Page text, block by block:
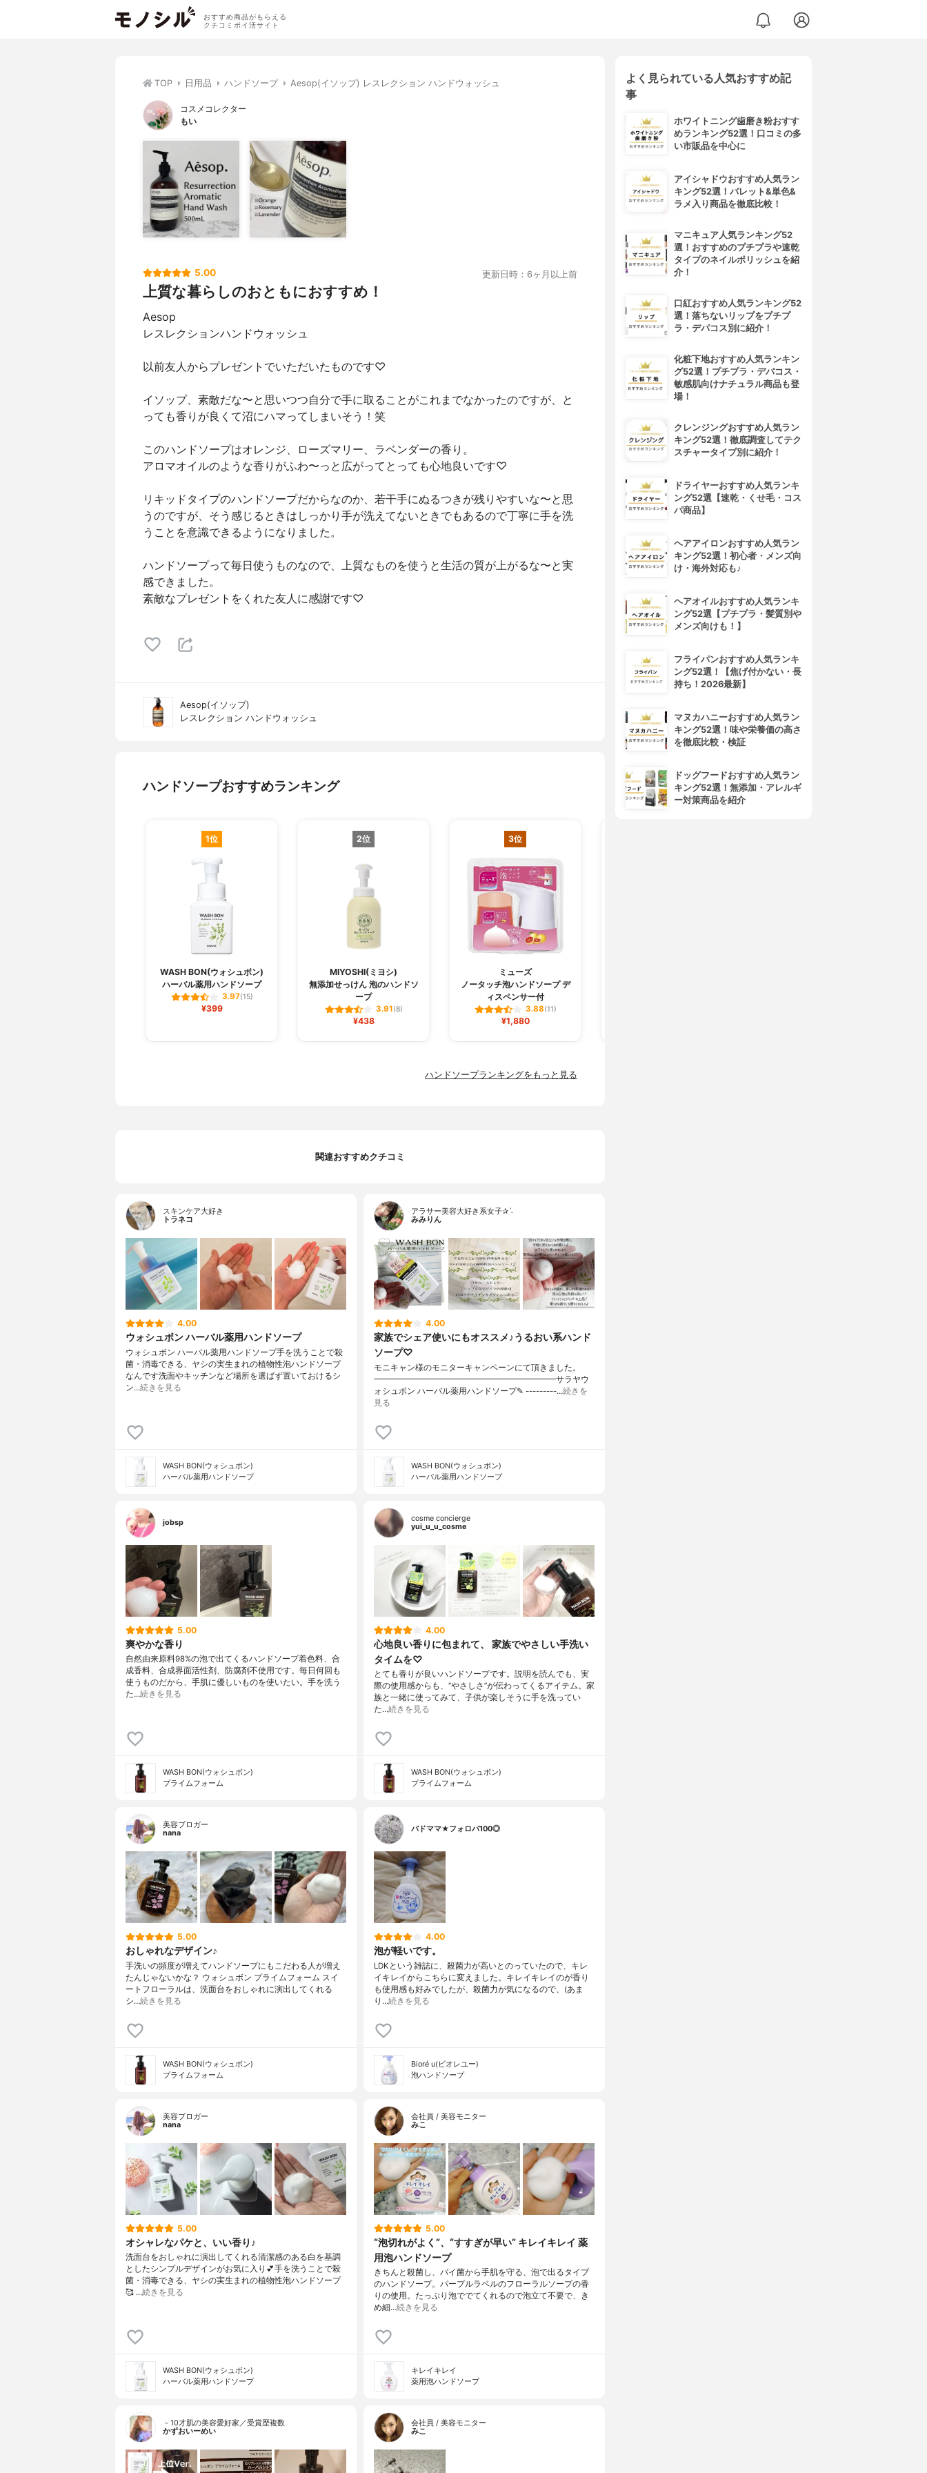
おすすめ商品がもらえる
クチコミポイ活サイト
TOP 日用品 ハンドソープ Aesop(イソップ) レスレクション ハンドウォッシュ
コスメコレクター
もい
5.00 更新日時：6ヶ月以上前
上質な暮らしのおともにおすすめ！
Aesop
レスレクションハンドウォッシュ
以前友人からプレゼントでいただいたものです♡
イソップ、素敵だな〜と思いつつ自分で手に取ることがこれまでなかったのですが、と
っても香りが良くて沼にハマってしまいそう！笑
このハンドソープはオレンジ、ローズマリー、ラベンダーの香り。
アロマオイルのような香りがふわ〜っと広がってとっても心地良いです♡
リキッドタイプのハンドソープだからなのか、若干手にぬるつきが残りやすいな〜と思
うのですが、そう感じるときはしっかり手が洗えてないときでもあるので丁寧に手を洗
うことを意識できるようになりました。
ハンドソープって毎日使うものなので、上質なものを使うと生活の質が上がるな〜と実
感できました。
素敵なプレゼントをくれた友人に感謝です♡
Aesop(イソップ)
レスレクション ハンドウォッシュ
ハンドソープおすすめランキング
1位
WASH BON(ウォシュボン)
ハーバル薬用ハンドソープ
3.97(15)
¥399
2位
MIYOSHI(ミヨシ)
無添加せっけん 泡のハンドソ
ープ
3.91(8)
¥438
3位
ミューズ
ノータッチ泡ハンドソープ デ
ィスペンサー付
3.88(11)
¥1,880
ハンドソープランキングをもっと見る
関連おすすめクチコミ
スキンケア大好き
トラネコ
4.00
ウォシュボン ハーバル薬用ハンドソープ
ウォシュボン ハーバル薬用ハンドソープ手を洗うことで殺
菌・消毒できる、ヤシの実生まれの植物性泡ハンドソープ
なんです洗面やキッチンなど場所を選ばず置いておけるシ
ン…続きを見る
WASH BON(ウォシュボン)
ハーバル薬用ハンドソープ
アラサー美容大好き系女子✰ˊ˗
みみりん
4.00
家族でシェア使いにもオススメ♪うるおい系ハンド
ソープ♡
モニキャン様のモニターキャンペーンにて頂きました。
━━━━━━━━━━━━━━━━━━━━━━サラヤウ
ォシュボン ハーバル薬用ハンドソープ✎ ---------…続きを
見る
WASH BON(ウォシュボン)
ハーバル薬用ハンドソープ
jobsp
5.00
爽やかな香り
自然由来原料98%の泡で出てくるハンドソープ着色料、合
成香料、合成界面活性剤、防腐剤不使用です。毎日何回も
使うものだから、手肌に優しいものを使いたい。手を洗う
た…続きを見る
WASH BON(ウォシュボン)
プライムフォーム
cosme concierge
yui_u_u_cosme
4.00
心地良い香りに包まれて、 家族でやさしい手洗い
タイムを♡
とても香りが良いハンドソープです。説明を読んでも、実
際の使用感からも、“やさしさ”が伝わってくるアイテム。家
族と一緒に使ってみて、子供が楽しそうに手を洗ってい
た…続きを見る
WASH BON(ウォシュボン)
プライムフォーム
美容ブロガー
nana
5.00
おしゃれなデザイン♪
手洗いの頻度が増えてハンドソープにもこだわる人が増え
たんじゃないかな？ ウォシュボン プライムフォーム スイ
ートフローラルは、洗面台をおしゃれに演出してくれる
シ…続きを見る
WASH BON(ウォシュボン)
プライムフォーム
バドママ★フォロバ100◎
4.00
泡が軽いです。
LDKという雑誌に、殺菌力が高いとのっていたので、キレ
イキレイからこちらに変えました。キレイキレイのが香り
も使用感も好みでしたが、殺菌力が気になるので、(あま
り…続きを見る
Bioré u(ビオレユー)
泡ハンドソープ
美容ブロガー
nana
5.00
オシャレなパケと、いい香り♪
洗面台をおしゃれに演出してくれる清潔感のある白を基調
としたシンプルデザインがお気に入り💕手を洗うことで殺
菌・消毒できる、ヤシの実生まれの植物性泡ハンドソープ
🥰 …続きを見る
WASH BON(ウォシュボン)
ハーバル薬用ハンドソープ
会社員 / 美容モニター
みこ
5.00
“泡切れがよく”、“すすぎが早い” キレイキレイ 薬
用泡ハンドソープ
きちんと殺菌し、バイ菌から手肌を守る、泡で出るタイプ
のハンドソープ。パープルラベルのフローラルソープの香
りの使用。たっぷり泡ででてくれるので泡立て不要で、き
め細…続きを見る
キレイキレイ
薬用泡ハンドソープ
－10才肌の美容愛好家／受賞歴複数
かずおいーめい
会社員 / 美容モニター
みこ
よく見られている人気おすすめ記
事
ホワイトニング歯磨き粉おすす
めランキング52選！口コミの多
い市販品を中心に
アイシャドウおすすめ人気ラン
キング52選！パレット&単色&
ラメ入り商品を徹底比較！
マニキュア人気ランキング52
選！おすすめのプチプラや速乾
タイプのネイルポリッシュを紹
介！
口紅おすすめ人気ランキング52
選！落ちないリップをプチプ
ラ・デパコス別に紹介！
化粧下地おすすめ人気ランキン
グ52選！プチプラ・デパコス・
敏感肌向けナチュラル商品も登
場！
クレンジングおすすめ人気ラン
キング52選！徹底調査してテク
スチャータイプ別に紹介！
ドライヤーおすすめ人気ランキ
ング52選【速乾・くせ毛・コス
パ商品】
ヘアアイロンおすすめ人気ラン
キング52選！初心者・メンズ向
け・海外対応も♪
ヘアオイルおすすめ人気ランキ
ング52選【プチプラ・髪質別や
メンズ向けも！】
フライパンおすすめ人気ランキ
ング52選！【焦げ付かない・長
持ち！2026最新】
マヌカハニーおすすめ人気ラン
キング52選！味や栄養価の高さ
を徹底比較・検証
ドッグフードおすすめ人気ラン
キング52選！無添加・アレルギ
ー対策商品を紹介